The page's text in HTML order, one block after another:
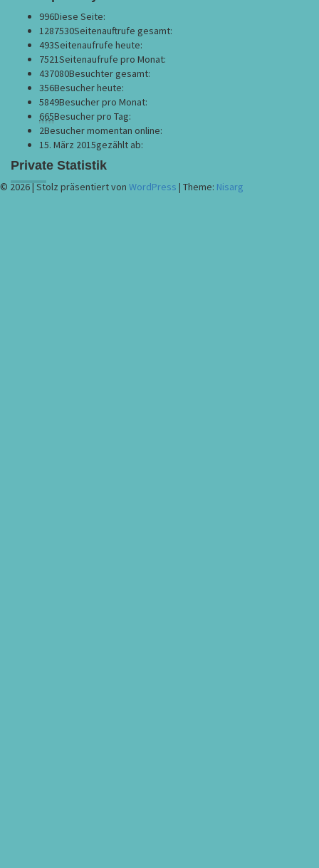
996Diese Seite:
1287530Seitenauftrufe gesamt:
493Seitenaufrufe heute:
7521Seitenaufrufe pro Monat:
437080Besuchter gesamt:
356Besucher heute:
5849Besucher pro Monat:
665Besucher pro Tag:
2Besucher momentan online:
15. März 2015gezählt ab:
Private Statistik
© 2026|Stolz präsentiert von WordPress | Theme: Nisarg